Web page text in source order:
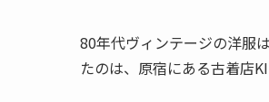
80年代ヴィンテージの洋服
たのは、原宿にある古着店